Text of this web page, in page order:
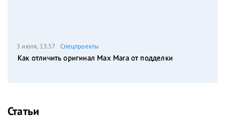
3 июля, 13:57 Спецпроекты
Как отличить оригинал Max Mara от подделки
Статьи